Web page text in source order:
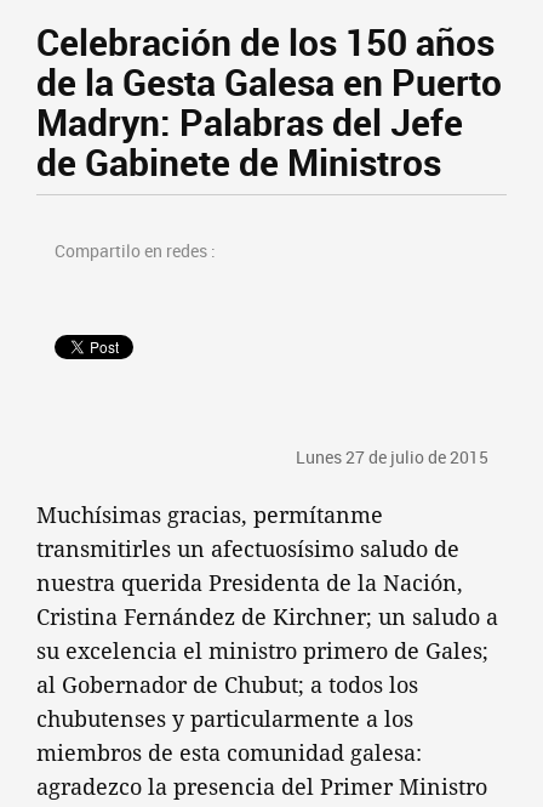
Celebración de los 150 años
de la Gesta Galesa en Puerto
Madryn: Palabras del Jefe
de Gabinete de Ministros
Compartilo en redes :
Lunes 27 de julio de 2015
Muchísimas gracias, permítanme
transmitirles un afectuosísimo saludo de
nuestra querida Presidenta de la Nación,
Cristina Fernández de Kirchner; un saludo a
su excelencia el ministro primero de Gales;
al Gobernador de Chubut; a todos los
chubutenses y particularmente a los
miembros de esta comunidad galesa:
agradezco la presencia del Primer Ministro